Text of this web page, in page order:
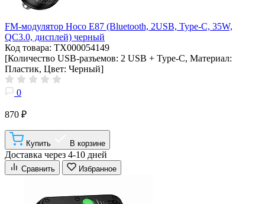
FM-модулятор Hoco E87 (Bluetooth, 2USB, Type-C, 35W,
QC3.0, дисплей) черный
Код товара: ТХ000054149
[Количество USB-разъемов: 2 USB + Type-C, Материал:
Пластик, Цвет: Черный]
0
870 ₽
Купить В корзине
Доставка через 4-10 дней
Сравнить Избранное